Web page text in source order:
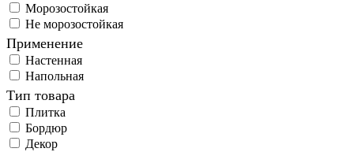
Морозостойкая
Не морозостойкая
Применение
Настенная
Напольная
Тип товара
Плитка
Бордюр
Декор